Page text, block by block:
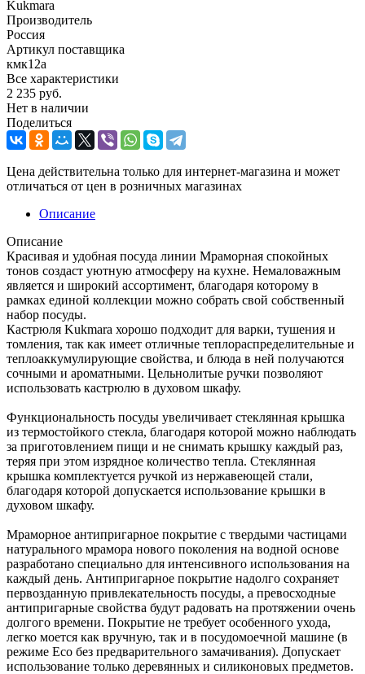
Kukmara
Производитель
Россия
Артикул поставщика
кмк12а
Все характеристики
2 235 руб.
Нет в наличии
Поделиться
Цена действительна только для интернет-магазина и может
отличаться от цен в розничных магазинах
Описание
Описание
Красивая и удобная посуда линии Мраморная спокойных
тонов создаст уютную атмосферу на кухне. Немаловажным
является и широкий ассортимент, благодаря которому в
рамках единой коллекции можно собрать свой собственный
набор посуды.
Кастрюля Kukmara хорошо подходит для варки, тушения и
томления, так как имеет отличные теплораспределительные и
теплоаккумулирующие свойства, и блюда в ней получаются
сочными и ароматными. Цельнолитые ручки позволяют
использовать кастрюлю в духовом шкафу.
Функциональность посуды увеличивает стеклянная крышка
из термостойкого стекла, благодаря которой можно наблюдать
за приготовлением пищи и не снимать крышку каждый раз,
теряя при этом изрядное количество тепла. Стеклянная
крышка комплектуется ручкой из нержавеющей стали,
благодаря которой допускается использование крышки в
духовом шкафу.
Мраморное антипригарное покрытие с твердыми частицами
натурального мрамора нового поколения на водной основе
разработано специально для интенсивного использования на
каждый день. Антипригарное покрытие надолго сохраняет
первозданную привлекательность посуды, а превосходные
антипригарные свойства будут радовать на протяжении очень
долгого времени. Покрытие не требует особенного ухода,
легко моется как вручную, так и в посудомоечной машине (в
режиме Eco без предварительного замачивания). Допускает
использование только деревянных и силиконовых предметов.